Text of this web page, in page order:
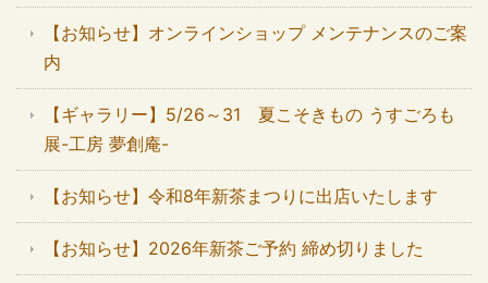
【お知らせ】オンラインショップ メンテナンスのご案
内
【ギャラリー】5/26～31 夏こそきもの うすごろも
展-工房 夢創庵-
【お知らせ】令和8年新茶まつりに出店いたします
【お知らせ】2026年新茶ご予約 締め切りました